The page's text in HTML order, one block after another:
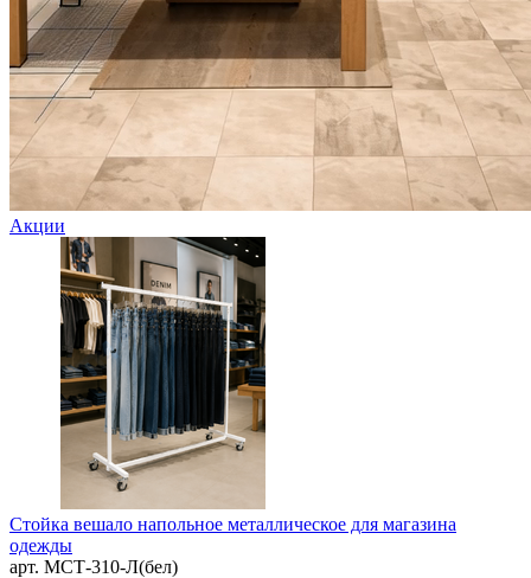
Акции
Стойка вешало напольное металлическое для магазина
одежды
арт. MСТ-310-Л(бел)